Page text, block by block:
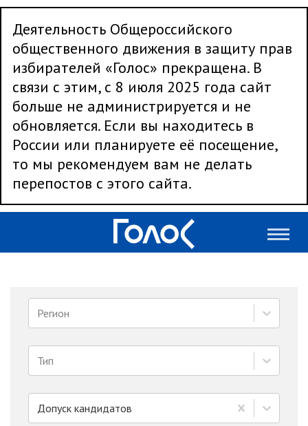
Деятельность Общероссийского
общественного движения в защиту прав
избирателей «Голос» прекращена. В
связи с этим, с 8 июля 2025 года сайт
больше не администрируется и не
обновляется. Если вы находитесь в
России или планируете её посещение,
то мы рекомендуем вам не делать
перепостов с этого сайта.
Регион
Тип
Допуск кандидатов